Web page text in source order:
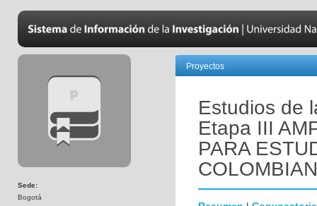
Sede:
Bogotá
Proyectos
Estudios de
Etapa III
PARA